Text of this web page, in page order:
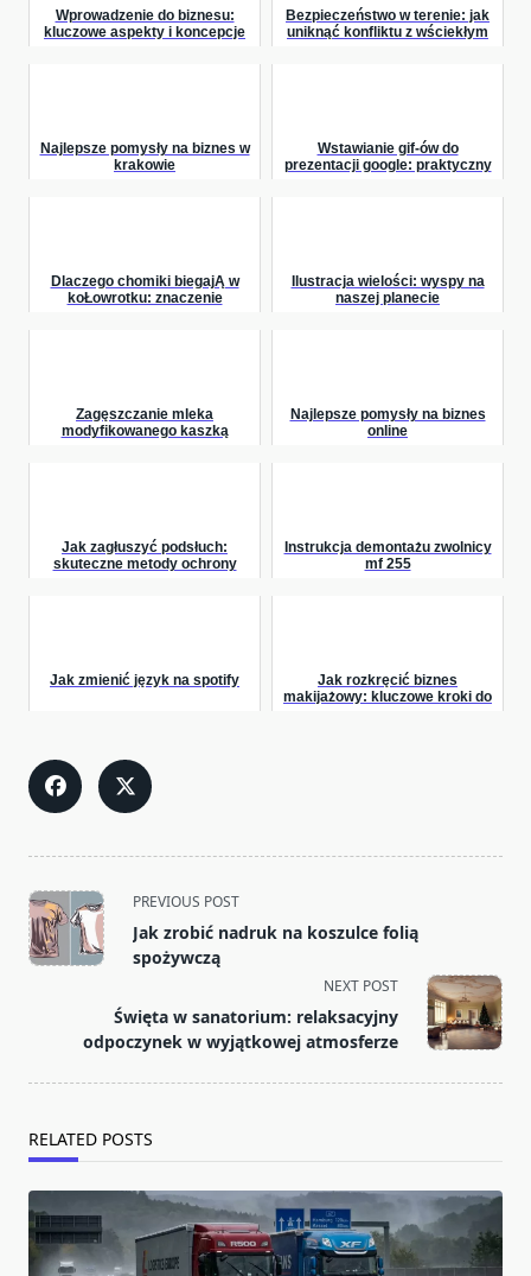
Wprowadzenie do biznesu:
kluczowe aspekty i koncepcje
Bezpieczeństwo w terenie: jak
uniknąć konfliktu z wściekłym
Najlepsze pomysły na biznes w
krakowie
Wstawianie gif-ów do
prezentacji google: praktyczny
Dlaczego chomiki biegajĄ w
koŁowrotku: znaczenie
Ilustracja wielości: wyspy na
naszej planecie
Zagęszczanie mleka
modyfikowanego kaszką
Najlepsze pomysły na biznes
online
Jak zagłuszyć podsłuch:
skuteczne metody ochrony
Instrukcja demontażu zwolnicy
mf 255
Jak zmienić język na spotify
Jak rozkręcić biznes
makijażowy: kluczowe kroki do
<span
class="nav-
subtitle
text">Page</span>
PREVIOUS POST
Jak zrobić nadruk na koszulce folią
spożywczą
NEXT POST
Święta w sanatorium: relaksacyjny
odpoczynek w wyjątkowej atmosferze
RELATED POSTS